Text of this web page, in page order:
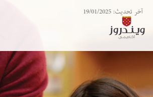
آخر تحديث: 19/01/2025